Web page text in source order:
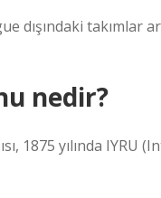
dışındaki takımlar
nedir?
1875 yılında IYRU